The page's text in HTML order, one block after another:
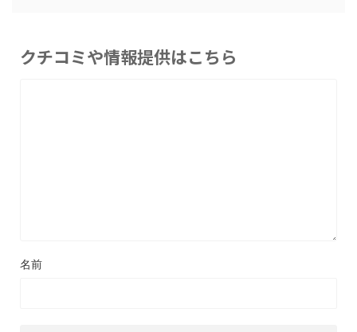
クチコミや情報提供はこちら
名前